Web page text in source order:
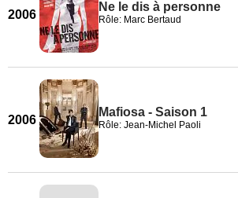
2006
Ne le dis à personne
Rôle: Marc Bertaud
2006
Mafiosa - Saison 1
Rôle: Jean-Michel Paoli